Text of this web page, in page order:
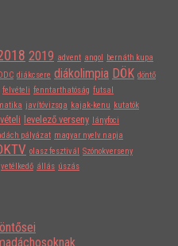
2019 advent angol bernáth kupa
DDC diákcsere diákolimpia DÖK döntő
felvételi fenntarthatóság futsal
javítóvizsga kajak-kenu kutatók
levelező verseny lányfoci
pályázat magyar nyelv napja
olasz fesztivál Szónokverseny
vetélkedő állás úszás